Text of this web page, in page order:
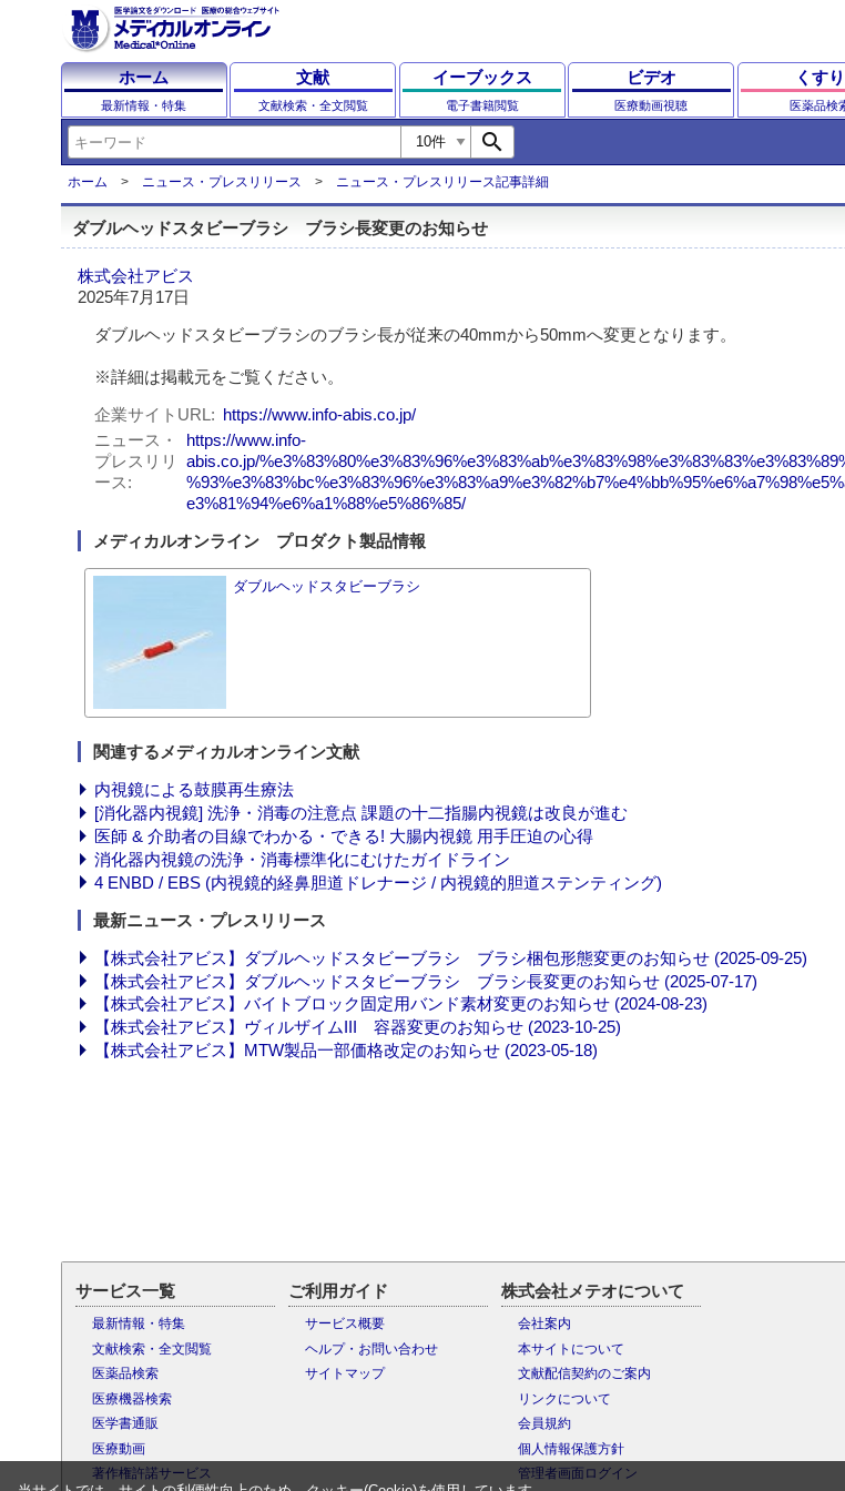
ホーム
最新情報・特集
文献
文献検索・全文閲覧
イーブックス
電子書籍閲覧
ビデオ
医療動画視聴
くすり
医薬品検
search
ホーム ニュース・プレスリリース ニュース・プレスリリース記事詳細
ダブルヘッドスタビーブラシ ブラシ長変更のお知らせ
株式会社アビス
2025年7月17日
ダブルヘッドスタビーブラシのブラシ長が従来の40mmから50mmへ変更となります。
※詳細は掲載元をご覧ください。
企業サイトURL
https://www.info-abis.co.jp/
ニュース・
プレスリリ
ース
https://www.info-
abis.co.jp/
e3%81%94%e6%a1%88%e5%86%85/
メディカルオンライン プロダクト製品情報
ダブルヘッドスタビーブラシ
関連するメディカルオンライン文献
内視鏡による鼓膜再生療法
[消化器内視鏡] 洗浄・消毒の注意点 課題の十二指腸内視鏡は改良が進む
医師 & 介助者の目線でわかる・できる! 大腸内視鏡 用手圧迫の心得
消化器内視鏡の洗浄・消毒標準化にむけたガイドライン
4 ENBD / EBS (内視鏡的経鼻胆道ドレナージ / 内視鏡的胆道ステンティング)
最新ニュース・プレスリリース
【株式会社アビス】ダブルヘッドスタビーブラシ ブラシ梱包形態変更のお知らせ (2025-09-25)
【株式会社アビス】ダブルヘッドスタビーブラシ ブラシ長変更のお知らせ (2025-07-17)
【株式会社アビス】バイトブロック固定用バンド素材変更のお知らせ (2024-08-23)
【株式会社アビス】ヴィルザイムIII 容器変更のお知らせ (2023-10-25)
【株式会社アビス】MTW製品一部価格改定のお知らせ (2023-05-18)
サービス一覧
最新情報・特集
文献検索・全文閲覧
医薬品検索
医療機器検索
医学書通販
医療動画
著作権許諾サービス
ご利用ガイド
サービス概要
ヘルプ・お問い合わせ
サイトマップ
株式会社メテオについて
会社案内
本サイトについて
文献配信契約のご案内
リンクについて
会員規約
個人情報保護方針
管理者画面ログイン